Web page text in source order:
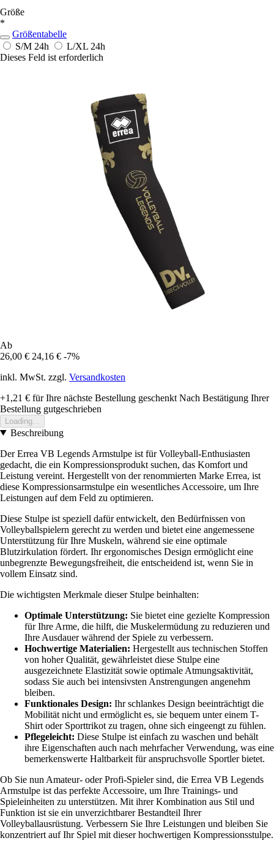
Größe
*
Größentabelle
S/M 24h L/XL 24h
Dieses Feld ist erforderlich
Ab
26,00 € 24,16 € -7%
inkl. MwSt. zzgl. Versandkosten
+1,21 € für Ihre nächste Bestellung geschenkt Nach Bestätigung Ihrer
Bestellung gutgeschrieben
Loading...
Beschreibung
Der Errea VB Legends Armstulpe ist für Volleyball-Enthusiasten
gedacht, die ein Kompressionsprodukt suchen, das Komfort und
Leistung vereint. Hergestellt von der renommierten Marke Errea, ist
diese Kompressionsarmstulpe ein wesentliches Accessoire, um Ihre
Leistungen auf dem Feld zu optimieren.
Diese Stulpe ist speziell dafür entwickelt, den Bedürfnissen von
Volleyballspielern gerecht zu werden und bietet eine angemessene
Unterstützung für Ihre Muskeln, während sie eine optimale
Blutzirkulation fördert. Ihr ergonomisches Design ermöglicht eine
unbegrenzte Bewegungsfreiheit, die entscheidend ist, wenn Sie in
vollem Einsatz sind.
Die wichtigsten Merkmale dieser Stulpe beinhalten:
Optimale Unterstützung: Sie bietet eine gezielte Kompression
für Ihre Arme, die hilft, die Muskelermüdung zu reduzieren und
Ihre Ausdauer während der Spiele zu verbessern.
Hochwertige Materialien: Hergestellt aus technischen Stoffen
von hoher Qualität, gewährleistet diese Stulpe eine
ausgezeichnete Elastizität sowie optimale Atmungsaktivität,
sodass Sie auch bei intensivsten Anstrengungen angenehm
bleiben.
Funktionales Design: Ihr schlankes Design beeinträchtigt die
Mobilität nicht und ermöglicht es, sie bequem unter einem T-
Shirt oder Sporttrikot zu tragen, ohne sich eingeengt zu fühlen.
Pflegeleicht: Diese Stulpe ist einfach zu waschen und behält
ihre Eigenschaften auch nach mehrfacher Verwendung, was eine
bemerkenswerte Haltbarkeit für anspruchsvolle Sportler bietet.
Ob Sie nun Amateur- oder Profi-Spieler sind, die Errea VB Legends
Armstulpe ist das perfekte Accessoire, um Ihre Trainings- und
Spieleinheiten zu unterstützen. Mit ihrer Kombination aus Stil und
Funktion ist sie ein unverzichtbarer Bestandteil Ihrer
Volleyballausrüstung. Verbessern Sie Ihre Leistungen und bleiben Sie
konzentriert auf Ihr Spiel mit dieser hochwertigen Kompressionsstulpe.